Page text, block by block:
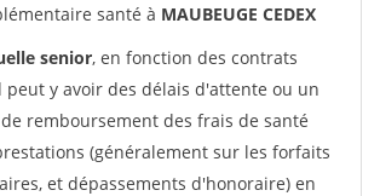
santé à MAUBEUGE CEDEX
senior, en fonction des contrats
peut y avoir des délais d'attente ou un
remboursement des frais de santé
(généralement sur les forfaits
et dépassements d'honoraire) en